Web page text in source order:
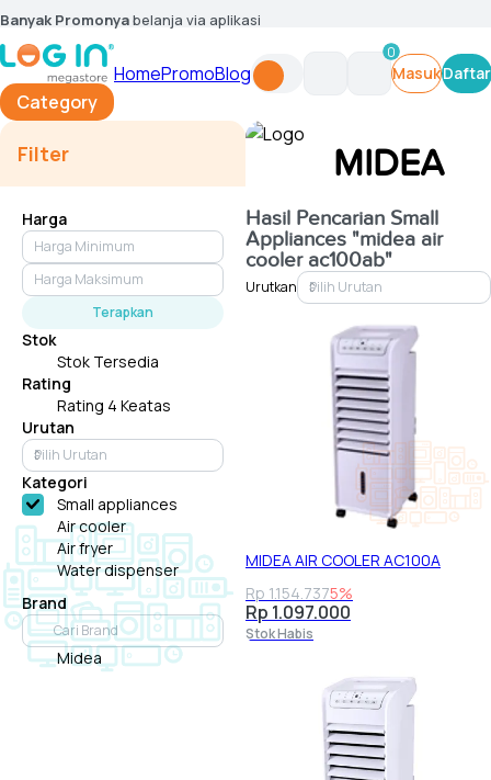
Banyak Promonyabelanja via aplikasi
Category
HomePromoBlog
0
MasukDaftar
Filter
Harga
Terapkan
Stok
Stok Tersedia
Rating
Rating 4 Keatas
Urutan
Kategori
Small appliances
Air cooler
Air fryer
Water dispenser
Brand
Midea
MIDEA
Hasil Pencarian Small
Appliances "midea air
cooler ac100ab"
Urutkan
MIDEA AIR COOLER AC100A
Rp 1.154.7375%
Rp 1.097.000
Stok Habis